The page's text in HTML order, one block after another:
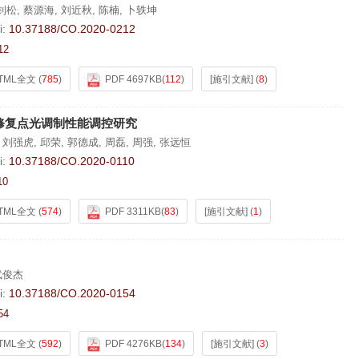
松, 蔡源海, 刘近秋, 陈楠, 卜轶坤
10.37188/CO.2020-0212
全文 (785) PDF 4697KB(112) [施引文献] (8)
点光调制性能调控研究
刘强虎, 邱荣, 郭德成, 周磊, 周强, 张远恒
10.37188/CO.2020-0110
全文 (574) PDF 3311KB(83) [施引文献] (1)
俊杰
10.37188/CO.2020-0154
全文 (592) PDF 4276KB(134) [施引文献] (3)